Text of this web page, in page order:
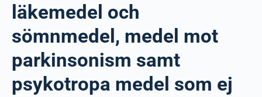
läkemedel och
sömnmedel, medel mot
parkinsonism samt
psykotropa medel som ej